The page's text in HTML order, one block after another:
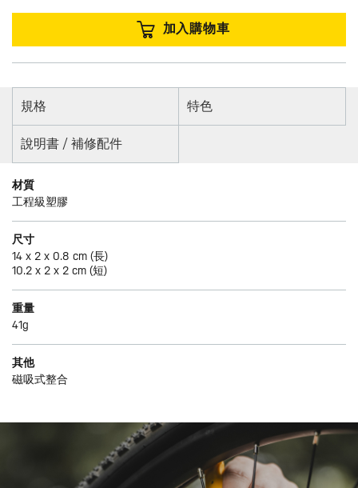
加入購物車
規格 特色
說明書 / 補修配件
材質
工程級塑膠
尺寸
14 x 2 x 0.8 cm (長)
10.2 x 2 x 2 cm (短)
重量
41g
其他
磁吸式整合